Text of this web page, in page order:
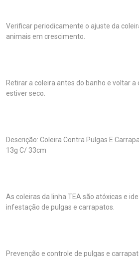
Verificar periodicamente o ajuste da
animais em crescimento.
Retirar a coleira antes do banho e voltar a
estiver seco.
Descrição: Coleira Contra Pulgas E
13g C/ 33cm
As coleiras da linha TEA são atóxicas e
infestação de pulgas e carrapatos.
Prevenção e controle de pulgas e